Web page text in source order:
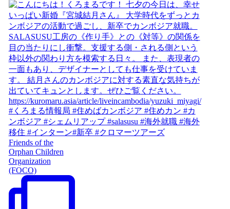
Friends of the
Orphan Children
Organization
(FOCO)